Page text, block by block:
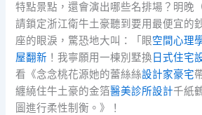
特點景點，還會演出哪些名排場？明晚
請鎖定浙江衛牛土豪聽到要用最便宜的
座的眼淚，驚恐地大叫：「眼空間心理
屋翻新 ！我寧願用一棟別墅換 日式住宅
看《念念桃花源她的蕾絲絲設計家豪宅
纏繞住牛土豪的金箔醫美診所設計千紙
圖進行柔性制衡。》！